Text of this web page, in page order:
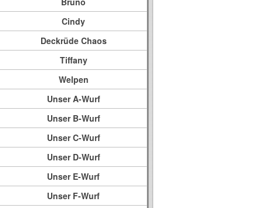
Cindy
Deckrüde Chaos
Tiffany
Welpen
Unser A-Wurf
Unser B-Wurf
Unser C-Wurf
Unser D-Wurf
Unser E-Wurf
Unser F-Wurf